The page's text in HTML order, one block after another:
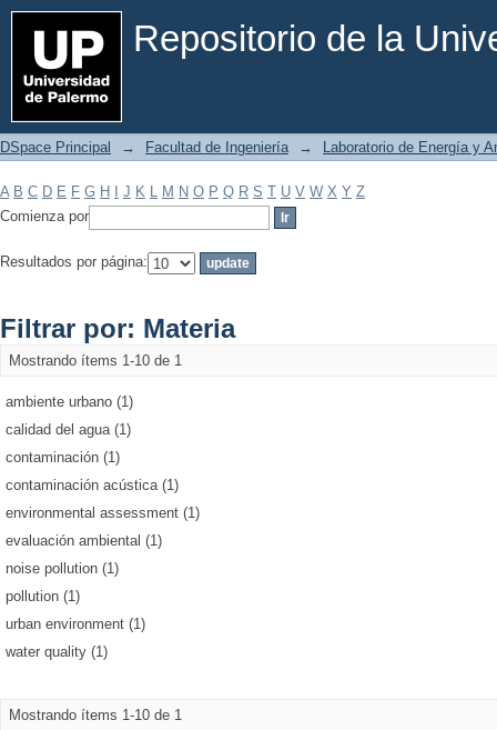
Repositorio de la
Filtrar por: Materia
DSpace Principal → Facultad de Ingeniería → Laboratorio de Energía y
A B C D E F G H J K L M N O P Q R S T U V W X Y Z
Comienza por
Resultados por página:
Filtrar por: Materia
Mostrando ítems 1-10 de 1
ambiente urbano (1)
calidad del agua (1)
contaminación (1)
contaminación acústica (1)
environmental assessment (1)
evaluación ambiental (1)
noise pollution (1)
pollution (1)
urban environment (1)
water quality (1)
Mostrando ítems 1-10 de 1